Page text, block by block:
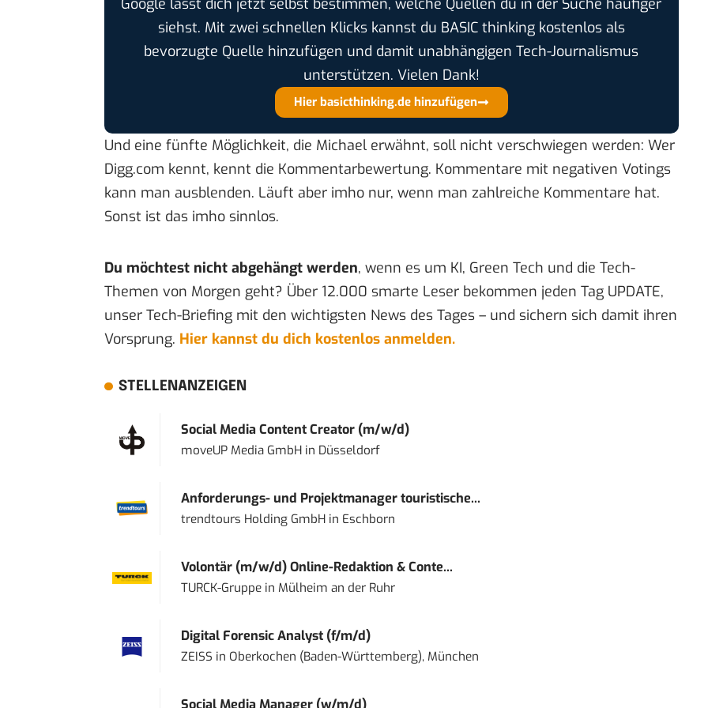
Google lässt dich jetzt selbst bestimmen, welche Quellen du in der Suche häufiger
siehst. Mit zwei schnellen Klicks kannst du BASIC thinking kostenlos als
bevorzugte Quelle hinzufügen und damit unabhängigen Tech-Journalismus
unterstützen. Vielen Dank!
Hier basicthinking.de hinzufügen
Und eine fünfte Möglichkeit, die Michaelerwähnt, soll nicht verschwiegen werden: Wer
Digg.com kennt, kennt die Kommentarbewertung. Kommentare mit negativen Votings
kann man ausblenden. Läuft aber imho nur, wenn man zahlreiche Kommentare hat.
Sonst ist das imho sinnlos.
Du möchtest nicht abgehängt werden, wenn es um KI, Green Tech und die Tech-
Themen von Morgen geht? Über 12.000 smarte Leser bekommen jeden Tag UPDATE,
unser Tech-Briefing mit den wichtigsten News des Tages – und sichern sich damit ihren
Vorsprung. Hier kannst du dich kostenlos anmelden.
STELLENANZEIGEN
Social Media Content Creator (m/w/d)
moveUP Media GmbHin Düsseldorf
Anforderungs- und Projektmanager touristische...
trendtours Holding GmbHin Eschborn
Volontär (m/w/d) Online-Redaktion & Conte...
TURCK-Gruppein Mülheim an der Ruhr
Digital Forensic Analyst (f/m/d)
ZEISS in Oberkochen (Baden-Württemberg), München